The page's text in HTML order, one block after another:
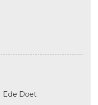
Ede Doet
om informatie over